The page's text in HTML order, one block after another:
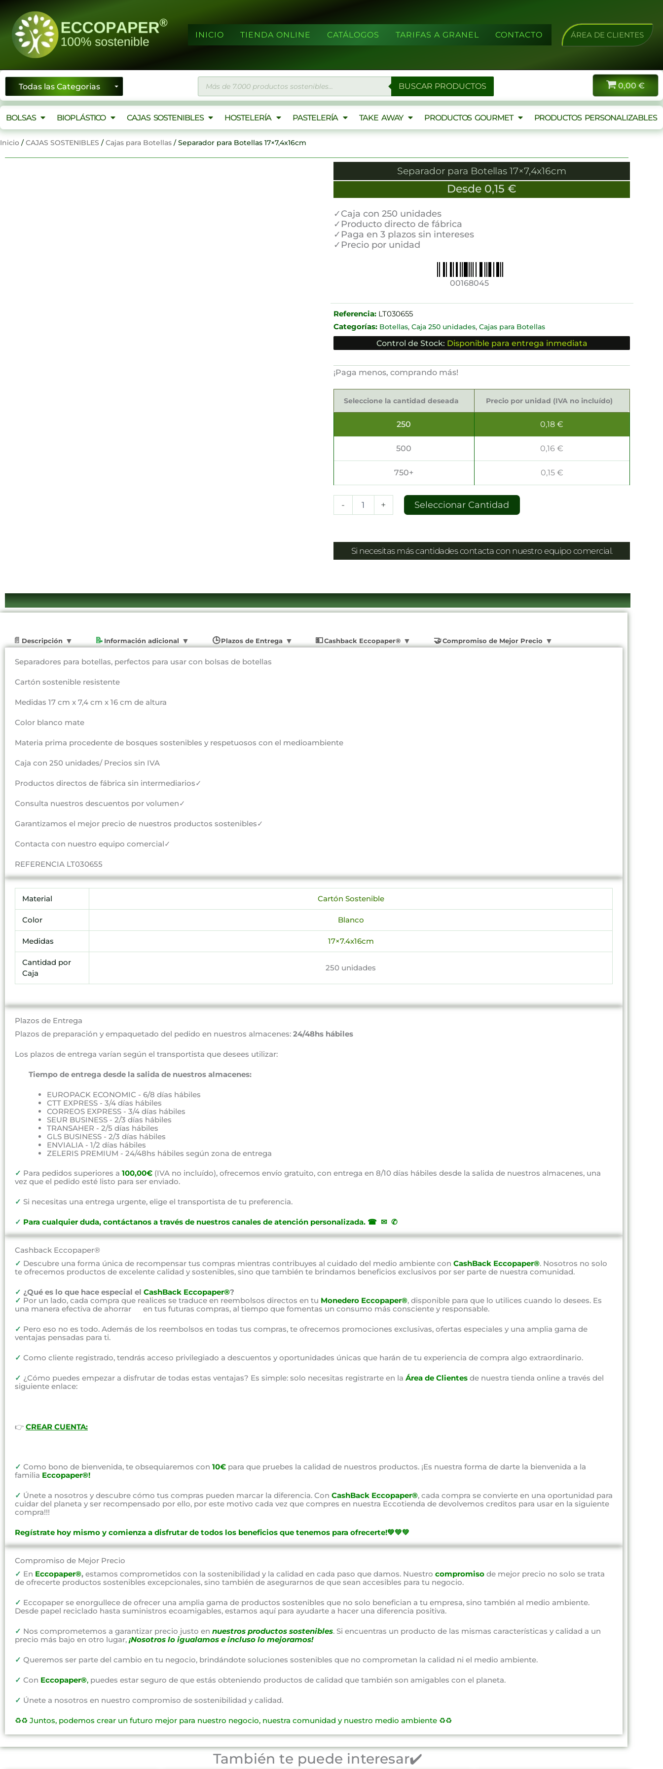
contenido
INICIO TIENDA ONLINE CATÁLOGOS TARIFAS A GRANEL CONTACTO ÁREA DE CLIENTES
de
productos
BUSCAR PRODUCTOS 0,00 €
BOLSAS BIOPLÁSTICO CAJAS SOSTENIBLES HOSTELERÍA PASTELERÍA TAKE AWAY PRODUCTOS GOURMET PRODUCTOS PERSONALIZABLES
Inicio /CAJAS SOSTENIBLES /Cajas para Botellas / Separador para Botellas 17×7,4x16cm
Separador para Botellas 17×7,4x16cm
Desde 0,15€
✓Caja con 250 unidades
✓Producto directo de fábrica
✓Paga en 3 plazos sin intereses
✓Precio por unidad
00168045
Referencia: LT030655
Categorías: Botellas, Caja 250 unidades, Cajas para Botellas
Control de Stock: Disponible para entrega inmediata
¡Paga menos, comprando más!
Seleccione la cantidad deseada Precio por unidad (IVA no incluído)
250 0,18 €
500 0,16 €
750+ 0,15 €
-
Botellas
17x7,4x16cm
+ Seleccionar Cantidad
Si necesitas más cantidades contacta con nuestro equipo comercial.
Descripción Información adicional Plazos de Entrega Cashback Eccopaper® Compromiso de Mejor Precio
Separadores para botellas, perfectos para usar con bolsas de botellas
Cartón sostenible resistente
Medidas 17 cm x 7,4 cm x 16 cm de altura
Color blanco mate
Materia prima procedente de bosques sostenibles y respetuosos con el medioambiente
Caja con 250 unidades/ Precios sin IVA
Productos directos de fábrica sin intermediarios✓
Consulta nuestros descuentos por volumen✓
Garantizamos el mejor precio de nuestros productos sostenibles✓
Contacta con nuestro equipo comercial✓
REFERENCIA LT030655
Material Cartón Sostenible
Color Blanco
Medidas 17×7.4x16cm
Cantidad por
Caja
250 unidades
Plazos de Entrega
Plazos de preparación y empaquetado del pedido en nuestros almacenes: 24/48hs hábiles
Los plazos de entrega varían según el transportista que desees utilizar:
Tiempo de entrega desde la salida de nuestros almacenes:
EUROPACK ECONOMIC - 6/8 días hábiles
CTT EXPRESS - 3/4 días hábiles
CORREOS EXPRESS - 3/4 días hábiles
SEUR BUSINESS - 2/3 días hábiles
TRANSAHER - 2/5 días hábiles
GLS BUSINESS - 2/3 días hábiles
ENVIALIA - 1/2 días hábiles
ZELERIS PREMIUM - 24/48hs hábiles según zona de entrega
✓ Para pedidos superiores a 100,00€ (IVA no incluído), ofrecemos envío gratuito, con entrega en 8/10 días hábiles desde la salida de nuestros almacenes, una
vez que el pedido esté listo para ser enviado.
✓ Si necesitas una entrega urgente, elige el transportista de tu preferencia.
✓ Para cualquier duda, contáctanos a través de nuestros canales de atención personalizada. ☎ ✉ ✆
Cashback Eccopaper®
✓ Descubre una forma única de recompensar tus compras mientras contribuyes al cuidado del medio ambiente con CashBack Eccopaper®. Nosotros no solo
te ofrecemos productos de excelente calidad y sostenibles, sino que también te brindamos beneficios exclusivos por ser parte de nuestra comunidad.
✓ ¿Qué es lo que hace especial el CashBack Eccopaper®?
✓ Por un lado, cada compra que realices se traduce en reembolsos directos en tu Monedero Eccopaper®, disponible para que lo utilices cuando lo desees. Es
una manera efectiva de ahorrar en tus futuras compras, al tiempo que fomentas un consumo más consciente y responsable.
✓ Pero eso no es todo. Además de los reembolsos en todas tus compras, te ofrecemos promociones exclusivas, ofertas especiales y una amplia gama de
ventajas pensadas para ti.
✓ Como cliente registrado, tendrás acceso privilegiado a descuentos y oportunidades únicas que harán de tu experiencia de compra algo extraordinario.
✓ ¿Cómo puedes empezar a disfrutar de todas estas ventajas? Es simple: solo necesitas registrarte en la Área de Clientes de nuestra tienda online a través del
siguiente enlace:
👉 CREAR CUENTA:
✓ Como bono de bienvenida, te obsequiaremos con 10€ para que pruebes la calidad de nuestros productos. ¡Es nuestra forma de darte la bienvenida a la
familia Eccopaper®!
✓ Únete a nosotros y descubre cómo tus compras pueden marcar la diferencia. Con CashBack Eccopaper®, cada compra se convierte en una oportunidad para
cuidar del planeta y ser recompensado por ello, por este motivo cada vez que compres en nuestra Eccotienda de devolvemos creditos para usar en la siguiente
compra!!!
Regístrate hoy mismo y comienza a disfrutar de todos los beneficios que tenemos para ofrecerte!💚💚💚
Compromiso de Mejor Precio
✓ En Eccopaper®, estamos comprometidos con la sostenibilidad y la calidad en cada paso que damos. Nuestro compromiso de mejor precio no solo se trata
de ofrecerte productos sostenibles excepcionales, sino también de asegurarnos de que sean accesibles para tu negocio.
✓ Eccopaper se enorgullece de ofrecer una amplia gama de productos sostenibles que no solo benefician a tu empresa, sino también al medio ambiente.
Desde papel reciclado hasta suministros ecoamigables, estamos aquí para ayudarte a hacer una diferencia positiva.
✓ Nos comprometemos a garantizar precio justo en nuestros productos sostenibles. Si encuentras un producto de las mismas características y calidad a un
precio más bajo en otro lugar, ¡Nosotros lo igualamos e incluso lo mejoramos!
✓ Queremos ser parte del cambio en tu negocio, brindándote soluciones sostenibles que no comprometan la calidad ni el medio ambiente.
✓ Con Eccopaper®, puedes estar seguro de que estás obteniendo productos de calidad que también son amigables con el planeta.
✓ Únete a nosotros en nuestro compromiso de sostenibilidad y calidad.
♻️♻️ Juntos, podemos crear un futuro mejor para nuestro negocio, nuestra comunidad y nuestro medio ambiente ♻️♻️
También te puede interesar✔️